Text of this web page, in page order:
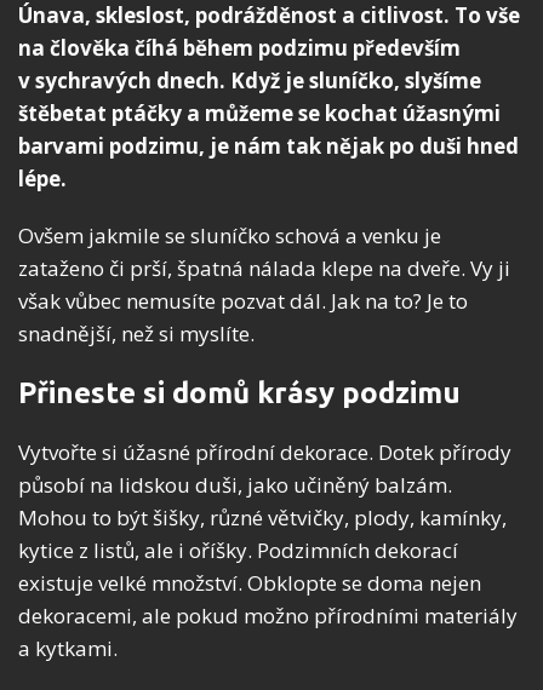
Únava, skleslost, podrážděnost a citlivost. To vše
na člověka číhá během podzimu především
v sychravých dnech. Když je sluníčko, slyšíme
štěbetat ptáčky a můžeme se kochat úžasnými
barvami podzimu, je nám tak nějak po duši hned
lépe.
Ovšem jakmile se sluníčko schová a venku je
zataženo či prší, špatná nálada klepe na dveře. Vy ji
však vůbec nemusíte pozvat dál. Jak na to? Je to
snadnější, než si myslíte.
Přineste si domů krásy podzimu
Vytvořte si úžasné přírodní dekorace. Dotek přírody
působí na lidskou duši, jako učiněný balzám.
Mohou to být šišky, různé větvičky, plody, kamínky,
kytice z listů, ale i oříšky. Podzimních dekorací
existuje velké množství. Obklopte se doma nejen
dekoracemi, ale pokud možno přírodními materiály
a kytkami.